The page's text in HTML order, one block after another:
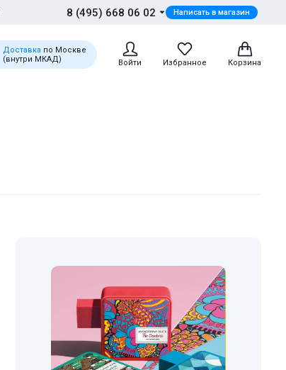
8 (495) 668 06 02 Написать в магазин
Доставка по Москве
(внутри МКАД)
Войти Избранное Корзина